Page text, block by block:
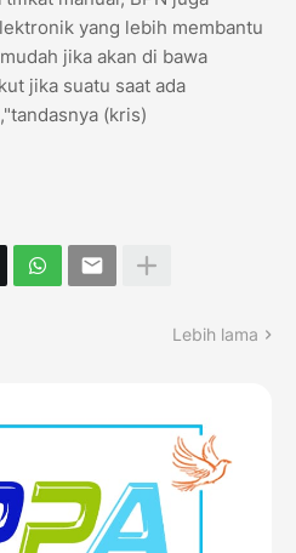
yang lebih membantu
jika akan di bawa
jika suatu saat ada
(kris)
Lebih lama